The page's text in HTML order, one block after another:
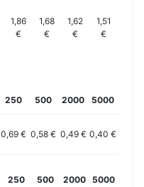
1,86
€
1,68
€
1,62
€
1,51
€
250 500 2000 5000
0,69 € 0,58 € 0,49 € 0,40 €
250 500 2000 5000